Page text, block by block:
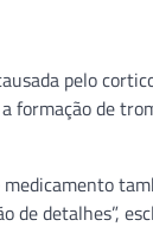
pelo
formação de
medicamento
de detalhes”,